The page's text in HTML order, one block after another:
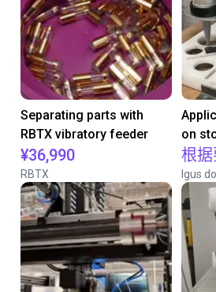
Separating parts with
RBTX vibratory feeder
¥36,990
RBTX
on
根
Igus